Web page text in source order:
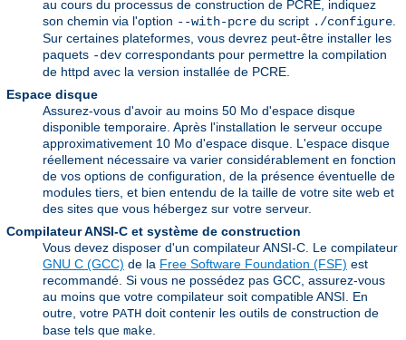
au cours du processus de construction de PCRE, indiquez
son chemin via l'option --with-pcre du script ./configure.
Sur certaines plateformes, vous devrez peut-être installer les
paquets -dev correspondants pour permettre la compilation
de httpd avec la version installée de PCRE.
Espace disque
Assurez-vous d'avoir au moins 50 Mo d'espace disque
disponible temporaire. Après l'installation le serveur occupe
approximativement 10 Mo d'espace disque. L'espace disque
réellement nécessaire va varier considérablement en fonction
de vos options de configuration, de la présence éventuelle de
modules tiers, et bien entendu de la taille de votre site web et
des sites que vous hébergez sur votre serveur.
Compilateur ANSI-C et système de construction
Vous devez disposer d'un compilateur ANSI-C. Le compilateur
GNU C (GCC) de la Free Software Foundation (FSF) est
recommandé. Si vous ne possédez pas GCC, assurez-vous
au moins que votre compilateur soit compatible ANSI. En
outre, votre PATH doit contenir les outils de construction de
base tels que make.